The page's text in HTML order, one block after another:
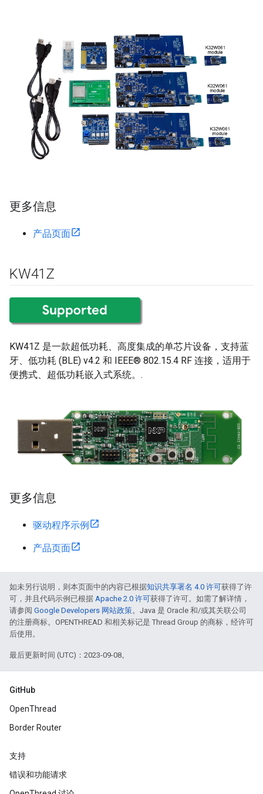
更多信息
产品页面
KW41Z
KW41Z 是一款超低功耗、高度集成的单芯片设备，支持蓝
牙、低功耗 (BLE) v4.2 和 IEEE® 802.15.4 RF 连接，适用于
便携式、超低功耗嵌入式系统。.
更多信息
驱动程序示例
产品页面
如未另行说明，则本页面中的内容已根据知识共享署名 4.0 许可获得了许
可，并且代码示例已根据 Apache 2.0 许可获得了许可。如需了解详情，
请参阅 Google Developers 网站政策。Java 是 Oracle 和/或其关联公司
的注册商标。OPENTHREAD 和相关标记是 Thread Group 的商标，经许可
后使用。
最后更新时间 (UTC)：2023-09-08。
GitHub
OpenThread
Border Router
支持
错误和功能请求